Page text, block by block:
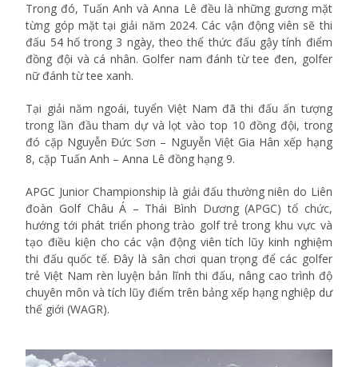
Trong đó, Tuấn Anh và Anna Lê đều là những gương mặt
từng góp mặt tại giải năm 2024. Các vận động viên sẽ thi
đấu 54 hố trong 3 ngày, theo thể thức đấu gậy tính điểm
đồng đội và cá nhân. Golfer nam đánh từ tee đen, golfer
nữ đánh từ tee xanh.
Tại giải năm ngoái, tuyển Việt Nam đã thi đấu ấn tượng
trong lần đầu tham dự và lọt vào top 10 đồng đội, trong
đó cặp Nguyễn Đức Sơn – Nguyễn Việt Gia Hân xếp hạng
8, cặp Tuấn Anh – Anna Lê đồng hạng 9.
APGC Junior Championship là giải đấu thường niên do Liên
đoàn Golf Châu Á – Thái Bình Dương (APGC) tổ chức,
hướng tới phát triển phong trào golf trẻ trong khu vực và
tạo điều kiện cho các vận động viên tích lũy kinh nghiệm
thi đấu quốc tế. Đây là sân chơi quan trọng để các golfer
trẻ Việt Nam rèn luyện bản lĩnh thi đấu, nâng cao trình độ
chuyên môn và tích lũy điểm trên bảng xếp hạng nghiệp dư
thế giới (WAGR).